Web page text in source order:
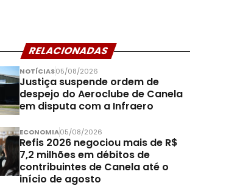
RELACIONADAS
NOTÍCIAS05/08/2026
Justiça suspende ordem de
despejo do Aeroclube de Canela
em disputa com a Infraero
ECONOMIA05/08/2026
Refis 2026 negociou mais de R$
7,2 milhões em débitos de
contribuintes de Canela até o
início de agosto